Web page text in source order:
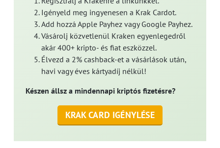
Igényeld meg ingyenesen a Krak Cardot.
Add hozzá Apple Payhez vagy Google Payhez.
Vásárolj közvetlenül Kraken egyenlegedről
akár 400+ kripto- és fiat eszközzel.
Élvezd a 2% cashback-et a vásárlások után,
havi vagy éves kártyadíj nélkül!
Készen állsz a mindennapi kriptós fizetésre?
KRAK CARD IGÉNYLÉSE